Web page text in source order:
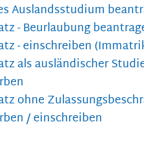
Auslandsstudium
- Beurlaubung
- einschreiben
als ausländischer
ohne
/ einschreiben